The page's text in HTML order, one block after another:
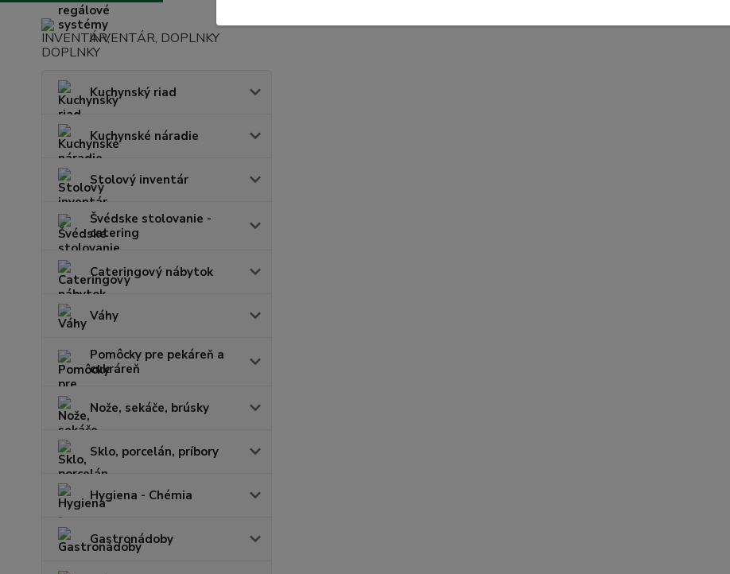
INVENTÁR, DOPLNKY
Kuchynský riad
Kuchynské náradie
Stolový inventár
Švédske stolovanie -
catering
Cateringový nábytok
Váhy
Pomôcky pre pekáreň a
cukráreň
Nože, sekáče, brúsky
Sklo, porcelán, príbory
Hygiena - Chémia
Gastronádoby